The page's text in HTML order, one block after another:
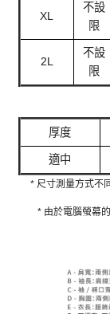
XL
不設
限
2L
不設
限
厚度
適中
* 尺寸測量方式不
* 由於電腦螢幕